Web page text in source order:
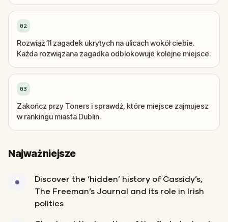
02
Rozwiąż 11 zagadek ukrytych na ulicach wokół ciebie.
Każda rozwiązana zagadka odblokowuje kolejne miejsce.
03
Zakończ przy Toners i sprawdź, które miejsce zajmujesz
w rankingu miasta Dublin.
Najważniejsze
Discover the ‘hidden’ history of Cassidy’s,
The Freeman’s Journal and its role in Irish
politics